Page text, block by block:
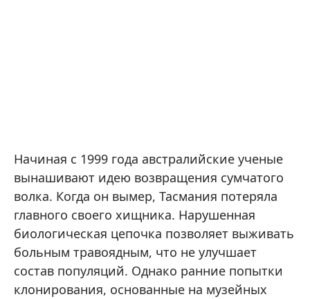
Начиная с 1999 года австралийские ученые
вынашивают идею возвращения сумчатого
волка. Когда он вымер, Тасмания потеряла
главного своего хищника. Нарушенная
биологическая цепочка позволяет выживать
больным травоядным, что не улучшает
состав популяций. Однако ранние попытки
клонирования, основанные на музейных